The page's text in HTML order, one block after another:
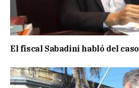
El fiscal Sabadini habló del caso